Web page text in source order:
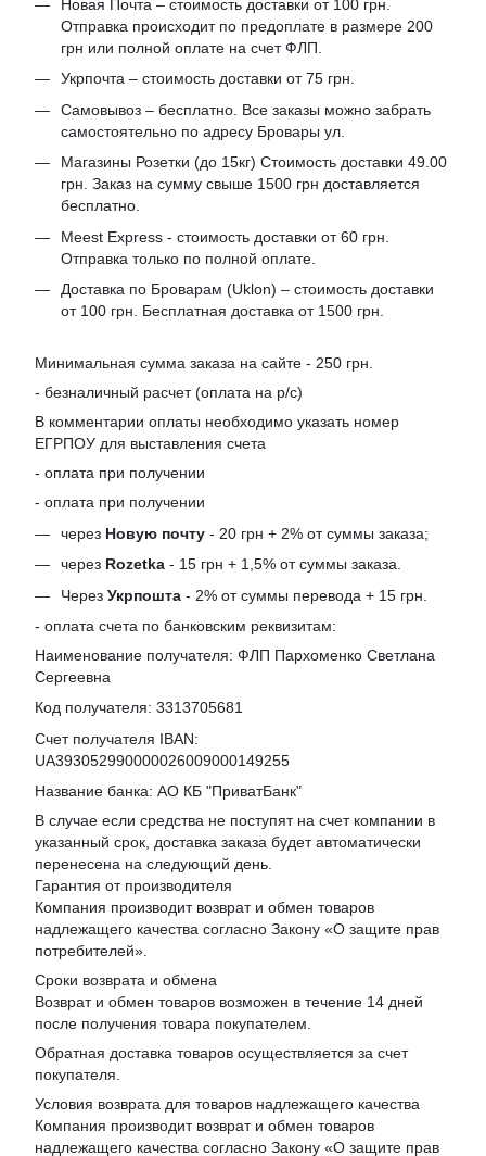
Новая Почта – стоимость доставки от 100 грн.
Отправка происходит по предоплате в размере 200
грн или полной оплате на счет ФЛП.
Укрпочта – стоимость доставки от 75 грн.
Самовывоз – бесплатно. Все заказы можно забрать
самостоятельно по адресу Бровары ул.
Магазины Розетки (до 15кг) Стоимость доставки 49.00
грн. Заказ на сумму свыше 1500 грн доставляется
бесплатно.
Meest Express - стоимость доставки от 60 грн.
Отправка только по полной оплате.
Доставка по Броварам (Uklon) – стоимость доставки
от 100 грн. Бесплатная доставка от 1500 грн.
Минимальная сумма заказа на сайте - 250 грн.
- безналичный расчет (оплата на р/с)
В комментарии оплаты необходимо указать номер
ЕГРПОУ для выставления счета
- оплата при получении
- оплата при получении
через Новую почту - 20 грн + 2% от суммы заказа;
через Rozetka - 15 грн + 1,5% от суммы заказа.
Через Укрпошта - 2% от суммы перевода + 15 грн.
- оплата счета по банковским реквизитам:
Наименование получателя: ФЛП Пархоменко Светлана
Сергеевна
Код получателя: 3313705681
Счет получателя IBAN:
UA393052990000026009000149255
Название банка: АО КБ "ПриватБанк"
В случае если средства не поступят на счет компании в
указанный срок, доставка заказа будет автоматически
перенесена на следующий день.
Гарантия от производителя
Компания производит возврат и обмен товаров
надлежащего качества согласно Закону «О защите прав
потребителей».
Сроки возврата и обмена
Возврат и обмен товаров возможен в течение 14 дней
после получения товара покупателем.
Обратная доставка товаров осуществляется за счет
покупателя.
Условия возврата для товаров надлежащего качества
Компания производит возврат и обмен товаров
надлежащего качества согласно Закону «О защите прав